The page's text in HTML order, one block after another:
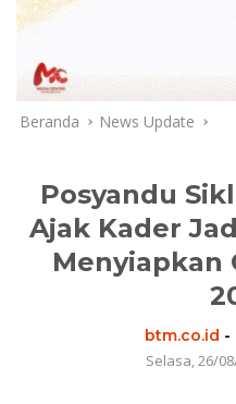
Beranda News Update
Posyandu
Ajak Kader
Menyiapkan
btm.co.id -
Selasa, 26/